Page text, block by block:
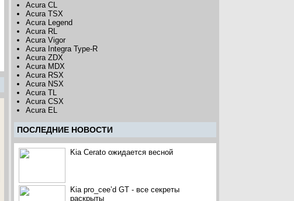
Acura CL
Acura TSX
Acura Legend
Acura RL
Acura Vigor
Acura Integra Type-R
Acura ZDX
Acura MDX
Acura RSX
Acura NSX
Acura TL
Acura CSX
Acura EL
ПОCЛЕДНИЕ НОВОСТИ
Kia Cerato ожидается весной
Kia pro_cee’d GT - все секреты
раскрыты